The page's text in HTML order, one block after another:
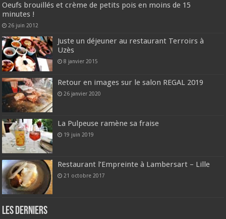
Oeufs brouillés et crème de petits pois en moins de 15
minutes !
26 juin 2012
Juste un déjeuner au restaurant Terroirs à
Uzès
8 janvier 2015
Retour en images sur le salon REGAL 2019
26 janvier 2020
La Pulpeuse ramène sa fraise
19 juin 2019
Restaurant l’Empreinte à Lambersart – Lille
21 octobre 2017
Les derniers